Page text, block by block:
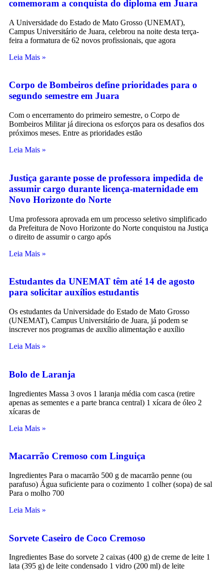
comemoram a conquista do diploma em Juara
A Universidade do Estado de Mato Grosso (UNEMAT),
Campus Universitário de Juara, celebrou na noite desta terça-
feira a formatura de 62 novos profissionais, que agora
Leia Mais »
Corpo de Bombeiros define prioridades para o
segundo semestre em Juara
Com o encerramento do primeiro semestre, o Corpo de
Bombeiros Militar já direciona os esforços para os desafios dos
próximos meses. Entre as prioridades estão
Leia Mais »
Justiça garante posse de professora impedida de
assumir cargo durante licença-maternidade em
Novo Horizonte do Norte
Uma professora aprovada em um processo seletivo simplificado
da Prefeitura de Novo Horizonte do Norte conquistou na Justiça
o direito de assumir o cargo após
Leia Mais »
Estudantes da UNEMAT têm até 14 de agosto
para solicitar auxílios estudantis
Os estudantes da Universidade do Estado de Mato Grosso
(UNEMAT), Campus Universitário de Juara, já podem se
inscrever nos programas de auxílio alimentação e auxílio
Leia Mais »
Bolo de Laranja
Ingredientes Massa 3 ovos 1 laranja média com casca (retire
apenas as sementes e a parte branca central) 1 xícara de óleo 2
xícaras de
Leia Mais »
Macarrão Cremoso com Linguiça
Ingredientes Para o macarrão 500 g de macarrão penne (ou
parafuso) Água suficiente para o cozimento 1 colher (sopa) de sal
Para o molho 700
Leia Mais »
Sorvete Caseiro de Coco Cremoso
Ingredientes Base do sorvete 2 caixas (400 g) de creme de leite 1
lata (395 g) de leite condensado 1 vidro (200 ml) de leite